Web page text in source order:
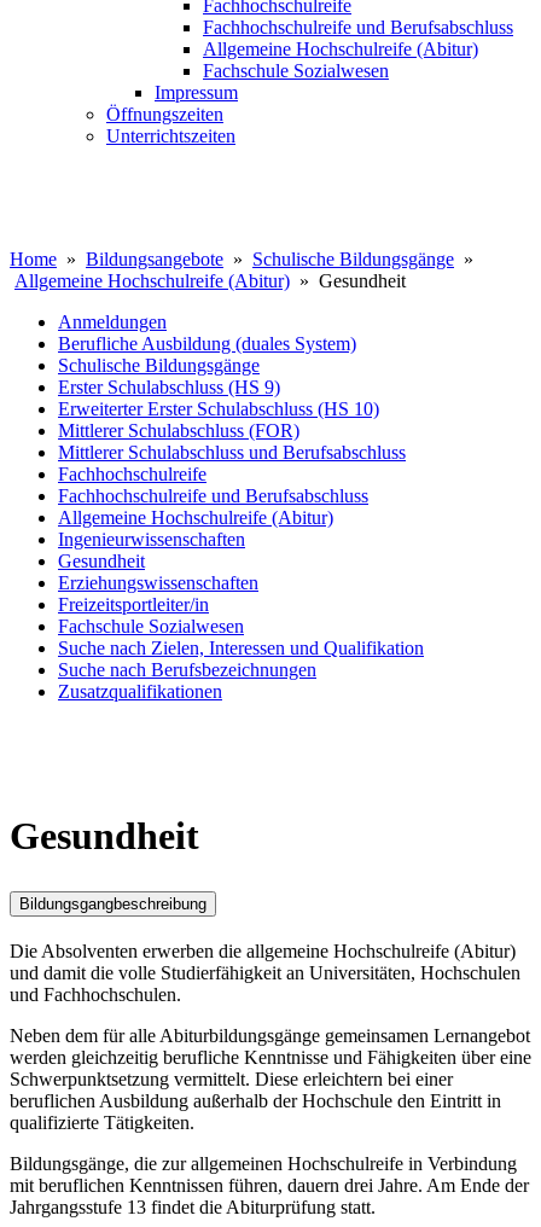
Fachhochschulreife
Fachhochschulreife und Berufsabschluss
Allgemeine Hochschulreife (Abitur)
Fachschule Sozialwesen
Impressum
Öffnungszeiten
Unterrichtszeiten
Home » Bildungsangebote » Schulische Bildungsgänge »
Allgemeine Hochschulreife (Abitur) » Gesundheit
Anmeldungen
Berufliche Ausbildung (duales System)
Schulische Bildungsgänge
Erster Schulabschluss (HS 9)
Erweiterter Erster Schulabschluss (HS 10)
Mittlerer Schulabschluss (FOR)
Mittlerer Schulabschluss und Berufsabschluss
Fachhochschulreife
Fachhochschulreife und Berufsabschluss
Allgemeine Hochschulreife (Abitur)
Ingenieurwissenschaften
Gesundheit
Erziehungswissenschaften
Freizeitsportleiter/in
Fachschule Sozialwesen
Suche nach Zielen, Interessen und Qualifikation
Suche nach Berufsbezeichnungen
Zusatzqualifikationen
Gesundheit
Bildungsgangbeschreibung
Die Absolventen erwerben die allgemeine Hochschulreife (Abitur)
und damit die volle Studierfähigkeit an Universitäten, Hochschulen
und Fachhochschulen.
Neben dem für alle Abiturbildungsgänge gemeinsamen Lernangebot
werden gleichzeitig berufliche Kenntnisse und Fähigkeiten über eine
Schwerpunktsetzung vermittelt. Diese erleichtern bei einer
beruflichen Ausbildung außerhalb der Hochschule den Eintritt in
qualifizierte Tätigkeiten.
Bildungsgänge, die zur allgemeinen Hochschulreife in Verbindung
mit beruflichen Kenntnissen führen, dauern drei Jahre. Am Ende der
Jahrgangsstufe 13 findet die Abiturprüfung statt.